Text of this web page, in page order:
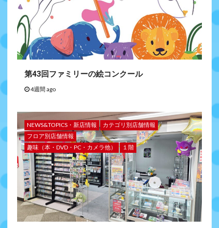
第43回ファミリーの絵コンクール
4週間 ago
NEWS&TOPICS・新店情報
カテゴリ別店舗情報
フロア別店舗情報
趣味（本・DVD・PC・カメラ他）
１階